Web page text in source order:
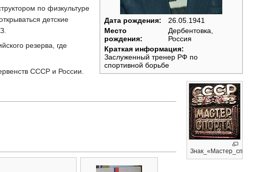
Дата рождения:
26.05.1941
Место
рождения:
Дербентовка,
Россия
Краткая информация:
Заслуженный тренер РФ по
спортивной борьбе
по физкультуре
детские
резерва, где
СССР и России.